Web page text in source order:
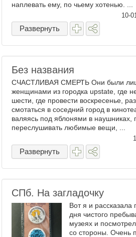
наплевать ему, по чьему хотенью. ...
10-
Развернуть
Без названия
СЧАСТЛИВАЯ СМЕРТЬ Они были
женщинами из городка upstate, где
шести, где провести воскресенье,
смотаться в соседний город в
валяясь под яблонями в наушниках,
переслушивать любимые вещи, ...
Развернуть
СПб. На загладочку
Вот я и рассказала
дня чистого
музеях и
со стороны. Очень